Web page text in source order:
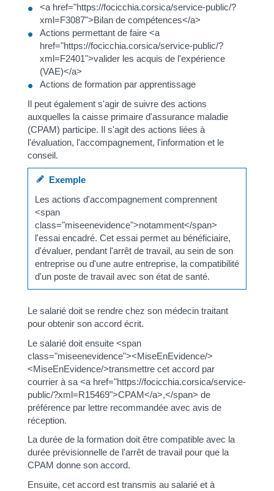
<a href="https://focicchia.corsica/service-public/?
xml=F3087">Bilan de compétences</a>
Actions permettant de faire <a
href="https://focicchia.corsica/service-public/?
xml=F2401">valider les acquis de l'expérience
(VAE)</a>
Actions de formation par apprentissage
Il peut également s'agir de suivre des actions
auxquelles la caisse primaire d'assurance maladie
(CPAM) participe. Il s'agit des actions liées à
l'évaluation, l'accompagnement, l'information et le
conseil.
Exemple
Les actions d'accompagnement comprennent
<span
class="miseenevidence">notamment</span>
l'essai encadré. Cet essai permet au bénéficiaire,
d'évaluer, pendant l'arrêt de travail, au sein de son
entreprise ou d'une autre entreprise, la compatibilité
d'un poste de travail avec son état de santé.
Le salarié doit se rendre chez son médecin traitant
pour obtenir son accord écrit.
Le salarié doit ensuite <span
class="miseenevidence"><MiseEnEvidence/>
<MiseEnEvidence/>transmettre cet accord par
courrier à sa <a href="https://focicchia.corsica/service-
public/?xml=R15469">CPAM</a>,</span> de
préférence par lettre recommandée avec avis de
réception.
La durée de la formation doit être compatible avec la
durée prévisionnelle de l'arrêt de travail pour que la
CPAM donne son accord.
Ensuite, cet accord est transmis au salarié et à